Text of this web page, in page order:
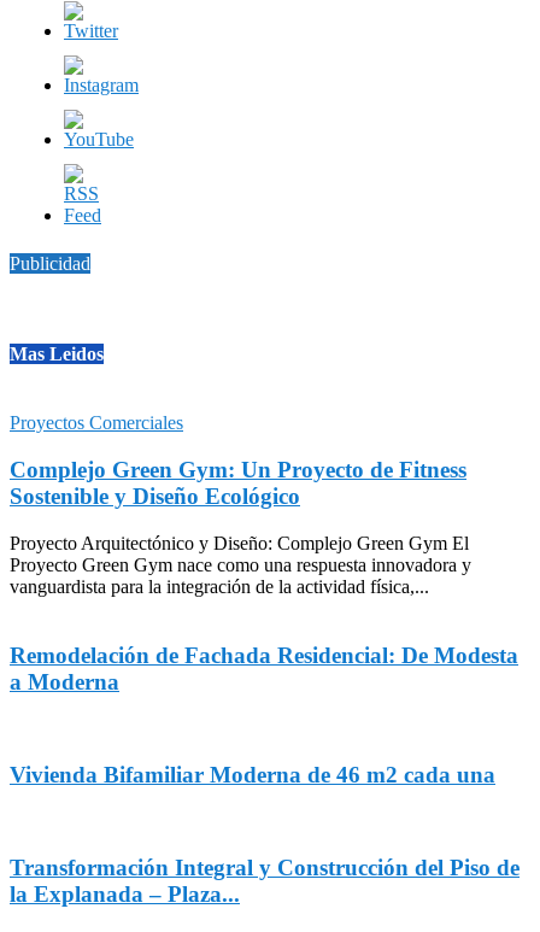
Publicidad
Mas Leidos
Proyectos Comerciales
Complejo Green Gym: Un Proyecto de Fitness
Sostenible y Diseño Ecológico
Proyecto Arquitectónico y Diseño: Complejo Green Gym El
Proyecto Green Gym nace como una respuesta innovadora y
vanguardista para la integración de la actividad física,...
Remodelación de Fachada Residencial: De Modesta
a Moderna
Vivienda Bifamiliar Moderna de 46 m2 cada una
Transformación Integral y Construcción del Piso de
la Explanada – Plaza...